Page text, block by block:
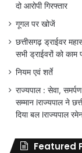
दो आरोपी गिरफ्तार
गूगल पर खोजें
छत्तीसगढ़ ड्राईवर
सभी ड्राईवरों को
नियम एवं शर्ते
राज्यपाल : सेवा,
सम्मान lराज्यपाल ने
दिया बल lराज्यपाल
Featured